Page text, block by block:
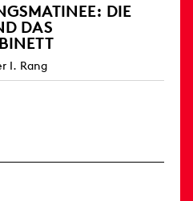
DIE
DAS
I. Rang